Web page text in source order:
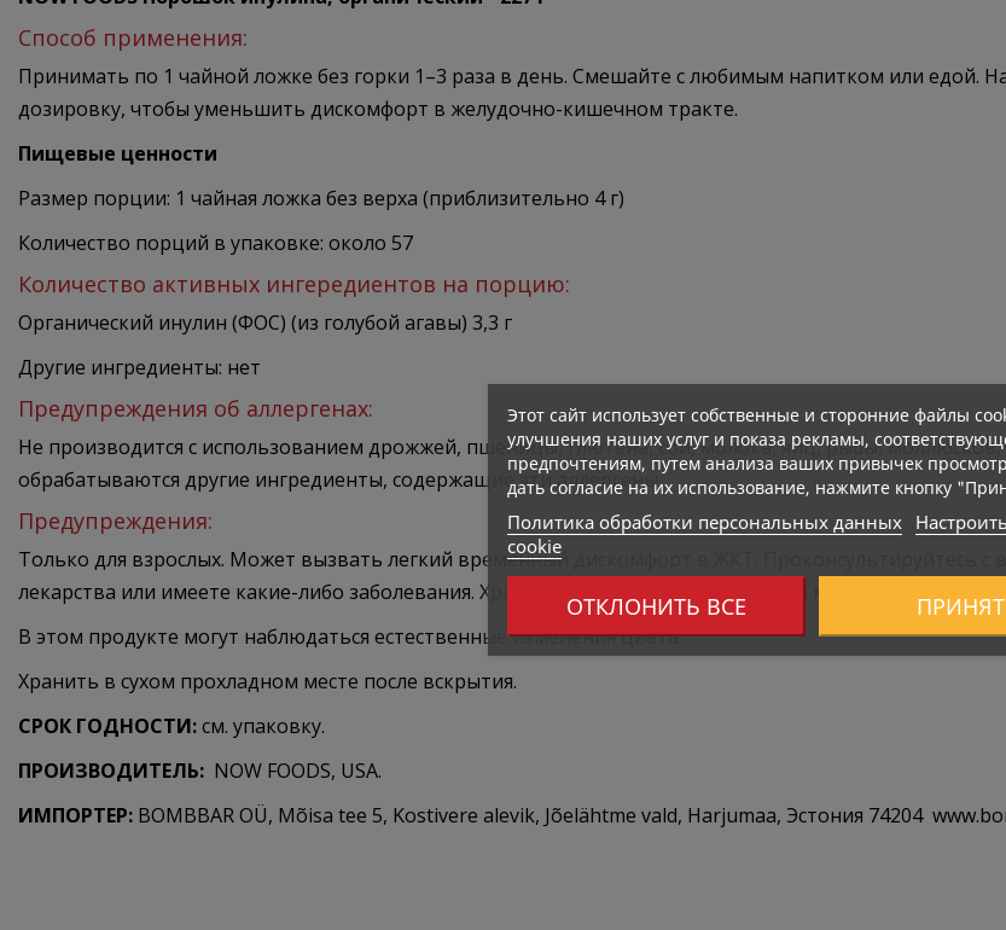
Способ применения:
Принимать по 1 чайной ложке без горки 1–3 раза в день. Смешайте с любимым напитком или едой.
дозировку, чтобы уменьшить дискомфорт в желудочно-кишечном тракте.
Пищевые ценности
Размер порции: 1 чайная ложка без верха (приблизительно 4 г)
Количество порций в упаковке: около 57
Количество активных ингередиентов на порцию:
Органический инулин (ФОС) (из голубой агавы) 3,3 г
Другие ингредиенты: нет
Предупреждения об аллергенах:
Не производится с использованием дрожжей, пшеницы, глютена, сои, молока, яиц, рыбы,
обрабатываются другие ингредиенты, содержащие эти аллергены.
Предупреждения:
Только для взрослых. Может вызвать легкий временный дискомфорт в ЖКТ. Проконсультируйтесь
лекарства или имеете какие-либо заболевания. Хранить в недоступном для детей месте.
В этом продукте могут наблюдаться естественные изменения цвета.
Хранить в сухом прохладном месте после вскрытия.
СРОК ГОДНОСТИ:см. упаковку.
ПРОИЗВОДИТЕЛЬ: NOW FOODS, USA.
ИМПОРТЕР: BOMBBAR OÜ, Mõisa tee 5, Kostivere alevik, Jõelähtme vald, Harjumaa, Эстония 74204
Этот сайт использует собственные и сторонние файлы
улучшения наших услуг и показа рекламы,
предпочтениям, путем анализа ваших привычек
дать согласие на их использование, нажмите кнопку
Политика обработки персональных данных
cookie
ОТКЛОНИТЬ ВСЕ